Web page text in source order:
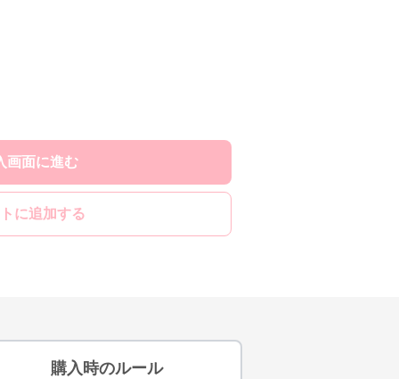
画面に進む
に追加する
購入時のルール